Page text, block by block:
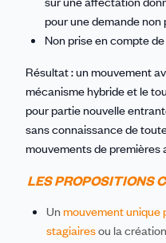
pour une demande non
Non prise en compte
Résultat : un mouvement
mécanisme hybride et le
pour partie nouvelle
sans connaissance de
mouvements de premières
LES PROPOSITIONS
Un mouvement unique
stagiairesou la